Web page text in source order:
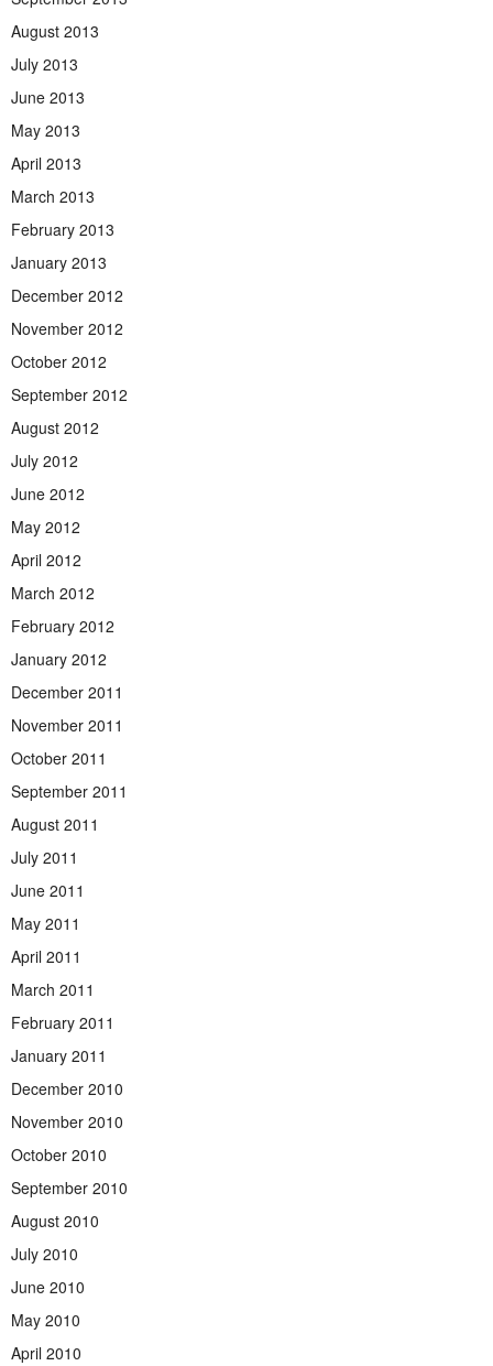
August 2013
July 2013
June 2013
May 2013
April 2013
March 2013
February 2013
January 2013
December 2012
November 2012
October 2012
September 2012
August 2012
July 2012
June 2012
May 2012
April 2012
March 2012
February 2012
January 2012
December 2011
November 2011
October 2011
September 2011
August 2011
July 2011
June 2011
May 2011
April 2011
March 2011
February 2011
January 2011
December 2010
November 2010
October 2010
September 2010
August 2010
July 2010
June 2010
May 2010
April 2010